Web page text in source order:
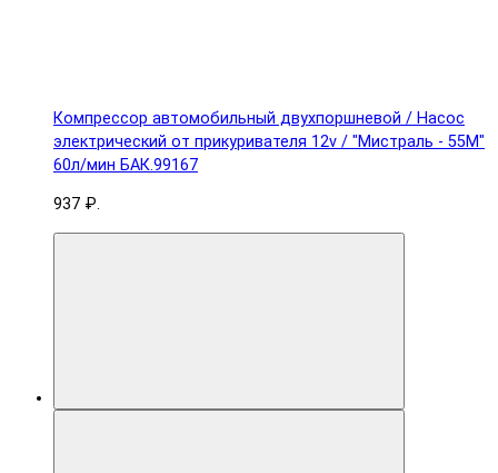
Компрессор автомобильный двухпоршневой / Насос
электрический от прикуривателя 12v / "Мистраль - 55М"
60л/мин БАК.99167
937 ₽.